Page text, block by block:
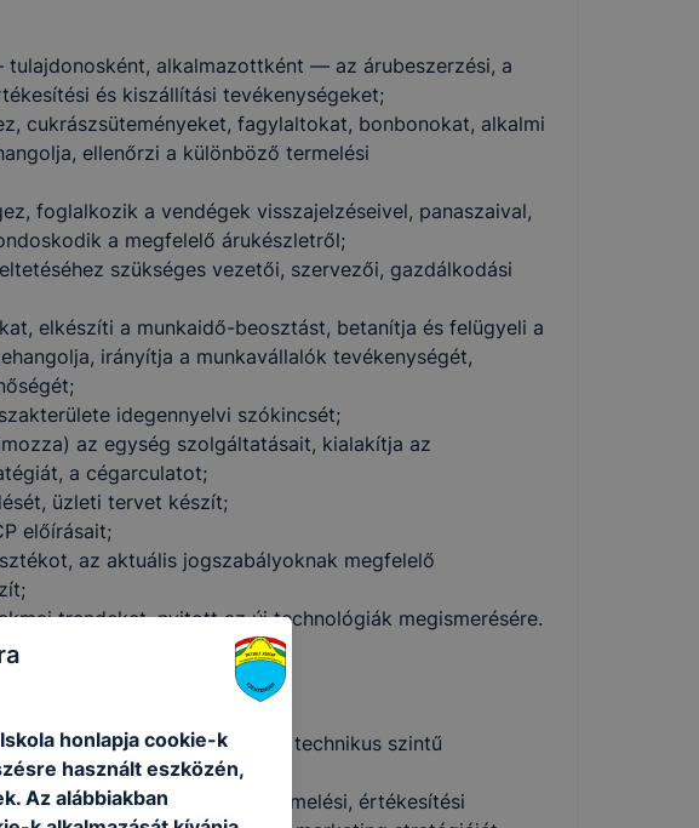
alkalmazottként — az árubeszerzési, a
és kiszállítási tevékenységeket;
cukrászsüteményeket, fagylaltokat, bonbonokat, alkalmi
ellenőrzi a különböző termelési
foglalkozik a vendégek visszajelzéseivel, panaszaival,
a megfelelő árukészletről;
szükséges vezetői, szervezői, gazdálkodási
elkészíti a munkaidő-beosztást, betanítja és felügyeli a
irányítja a munkavállalók tevékenységét,
idegennyelvi szókincsét;
az egység szolgáltatásait, kialakítja az
a cégarculatot;
üzleti tervet készít;
előírásait;
az aktuális jogszabályoknak megfelelő
trendeket, nyitott az új technológiák megismerésére.
amely érettségivel és technikus szintű
beszerzési-raktározási, termelési, értékesítési
honlapja cookie-k
használt eszközén,
Az alábbiakban